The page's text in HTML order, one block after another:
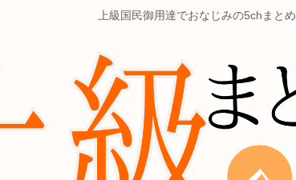
上級国民御用達でおなじみの5chまとめ